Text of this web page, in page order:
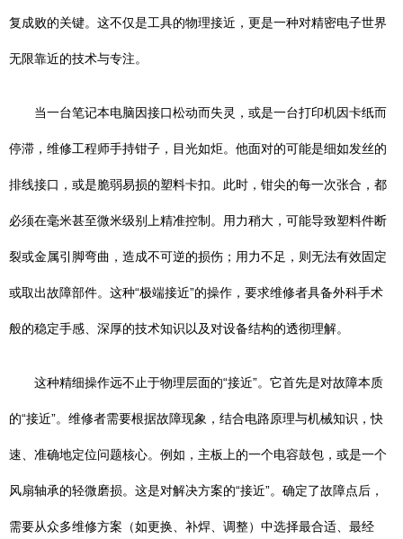
复成败的关键。这不仅是工具的物理接近，更是一种对精密电子世界
无限靠近的技术与专注。
当一台笔记本电脑因接口松动而失灵，或是一台打印机因卡纸而
停滞，维修工程师手持钳子，目光如炬。他面对的可能是细如发丝的
排线接口，或是脆弱易损的塑料卡扣。此时，钳尖的每一次张合，都
必须在毫米甚至微米级别上精准控制。用力稍大，可能导致塑料件断
裂或金属引脚弯曲，造成不可逆的损伤；用力不足，则无法有效固定
或取出故障部件。这种“极端接近”的操作，要求维修者具备外科手术
般的稳定手感、深厚的技术知识以及对设备结构的透彻理解。
这种精细操作远不止于物理层面的“接近”。它首先是对故障本质
的“接近”。维修者需要根据故障现象，结合电路原理与机械知识，快
速、准确地定位问题核心。例如，主板上的一个电容鼓包，或是一个
风扇轴承的轻微磨损。这是对解决方案的“接近”。确定了故障点后，
需要从众多维修方案（如更换、补焊、调整）中选择最合适、最经